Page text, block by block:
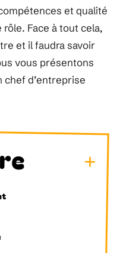
et qualité
Face à tout cela,
et il faudra savoir
vous présentons
chef d’entreprise